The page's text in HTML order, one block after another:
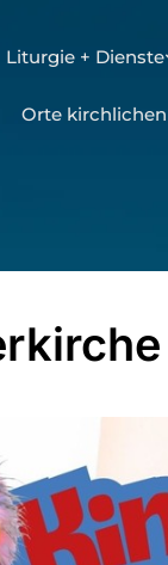
Liturgie + Dienste
Orte